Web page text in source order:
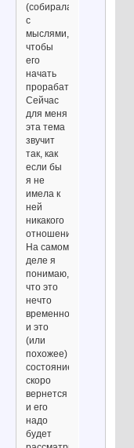
(собиралась
с
мыслями,
чтобы
его
начать
прорабатывать:)).
Сейчас
для меня
эта тема
звучит
так, как
если бы
я не
имела к
ней
никакого
отношения.
На самом
деле я
понимаю,
что это
нечто
временное
и это
(или
похожее)
состояние
скоро
вернется
и его
надо
будет